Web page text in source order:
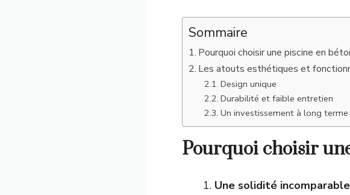
Sommaire
Pourquoi choisir une piscine en
Les atouts esthétiques et
Design unique
Durabilité et faible entretien
Un investissement à long terme
Pourquoi choisir
Une solidité incomparable